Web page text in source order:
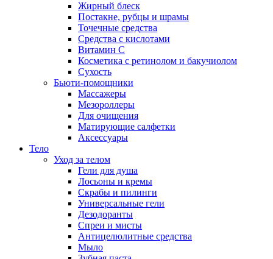
Жирный блеск
Постакне, рубцы и шрамы
Точечные средства
Средства с кислотами
Витамин С
Косметика с ретинолом и бакучиолом
Сухость
Бьюти-помощники
Массажеры
Мезороллеры
Для очищения
Матирующие салфетки
Аксессуары
Тело
Уход за телом
Гели для душа
Лосьоны и кремы
Скрабы и пилинги
Универсальные гели
Дезодоранты
Спреи и мисты
Антицелюлитные средства
Мыло